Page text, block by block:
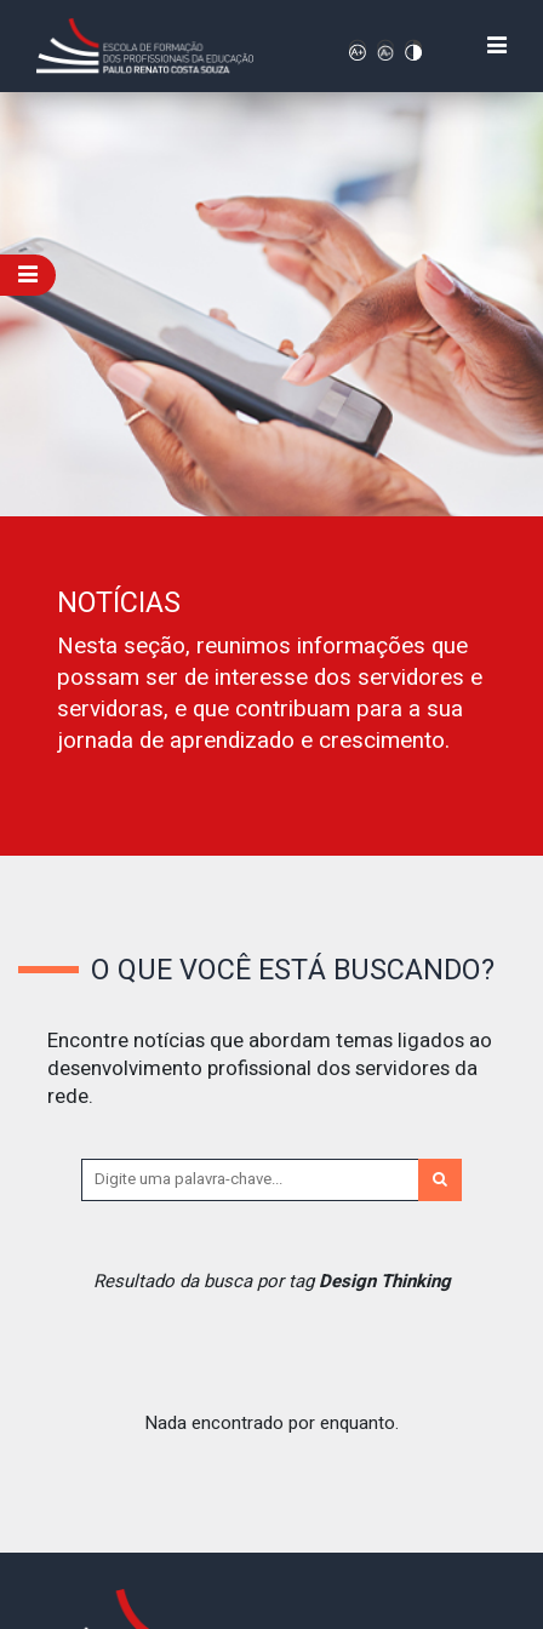
NOTÍCIAS
Nesta seção, reunimos informações que
possam ser de interesse dos servidores e
servidoras, e que contribuam para a sua
jornada de aprendizado e crescimento.
O QUE VOCÊ ESTÁ BUSCANDO?
Encontre notícias que abordam temas ligados ao
desenvolvimento profissional dos servidores da
rede.
Resultado da busca por tagDesign Thinking
Nada encontrado por enquanto.